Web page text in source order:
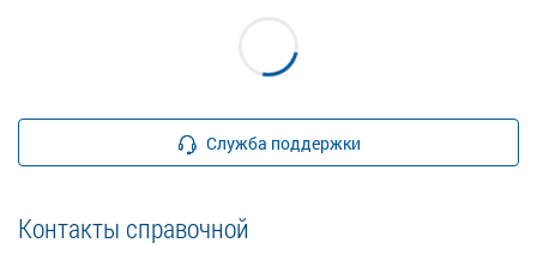
Служба поддержки
Контакты справочной